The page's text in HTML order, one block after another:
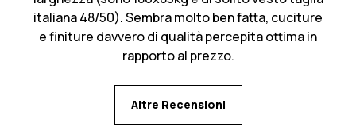
italiana 48/50). Sembra molto ben fatta, cuciture
e finiture davvero di qualità percepita ottima in
rapporto al prezzo.
Altre Recensioni